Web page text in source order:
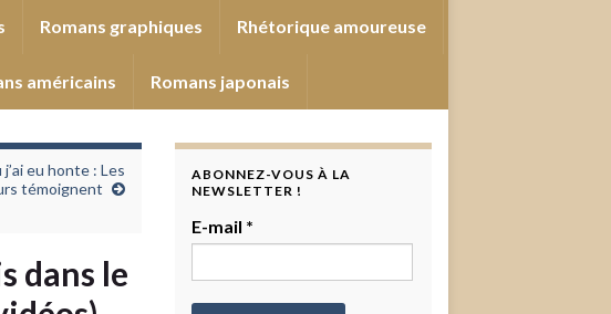
Romans graphiques Rhétorique amoureuse
américains Romans japonais
eu honte : Les
témoignent
dans le
ABONNEZ-VOUS À LA
NEWSLETTER !
E-mail *